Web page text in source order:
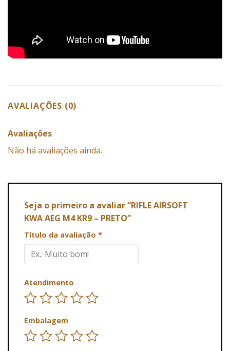
AVALIAÇÕES (0)
Avaliações
Não há avaliações ainda.
Seja o primeiro a avaliar “RIFLE AIRSOFT
KWA AEG M4 KR9 – PRETO”
Título da avaliação *
Atendimento
Embalagem